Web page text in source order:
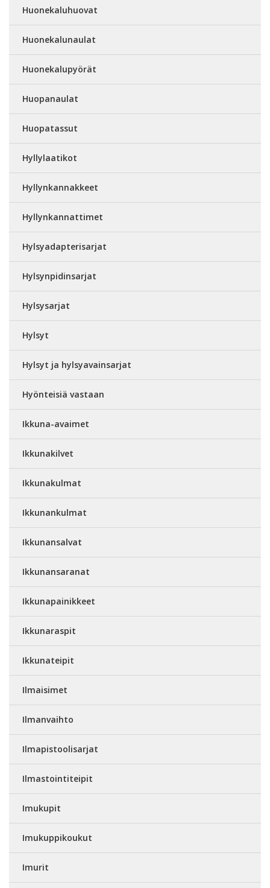
Huonekaluhuovat
Huonekalunaulat
Huonekalupyörät
Huopanaulat
Huopatassut
Hyllylaatikot
Hyllynkannakkeet
Hyllynkannattimet
Hylsyadapterisarjat
Hylsynpidinsarjat
Hylsysarjat
Hylsyt
Hylsyt ja hylsyavainsarjat
Hyönteisiä vastaan
Ikkuna-avaimet
Ikkunakilvet
Ikkunakulmat
Ikkunankulmat
Ikkunansalvat
Ikkunansaranat
Ikkunapainikkeet
Ikkunaraspit
Ikkunateipit
Ilmaisimet
Ilmanvaihto
Ilmapistoolisarjat
Ilmastointiteipit
Imukupit
Imukuppikoukut
Imurit